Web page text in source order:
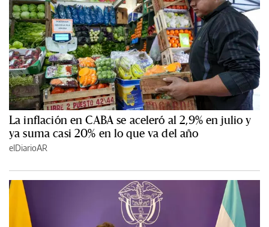
La inflación en CABA se aceleró al 2,9% en julio y
ya suma casi 20% en lo que va del año
elDiarioAR